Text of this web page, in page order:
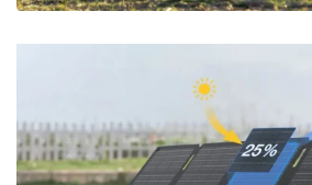
რაც უზრუნველყოფს მარტივ და
25%-მდე
უფრო სწრაფად